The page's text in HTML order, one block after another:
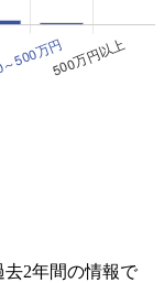
2年間の情報で